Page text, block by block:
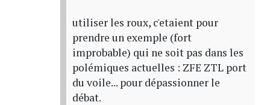
utiliser les roux, c'etaient pour
prendre un exemple (fort
improbable) qui ne soit pas dans les
polémiques actuelles : ZFE ZTL port
du voile... pour dépassionner le
débat.